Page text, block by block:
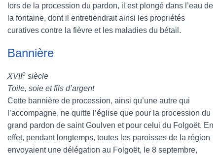
lors de la procession du pardon, il est plongé dans l’eau de
la fontaine, dont il entretiendrait ainsi les propriétés
curatives contre la fièvre et les maladies du bétail.
Bannière
XVIIe siècle
Toile, soie et fils d’argent
Cette bannière de procession, ainsi qu’une autre qui
l’accompagne, ne quitte l’église que pour la procession du
grand pardon de saint Goulven et pour celui du Folgoët. En
effet, pendant longtemps, toutes les paroisses de la région
envoyaient une délégation au Folgoët, le 8 septembre,